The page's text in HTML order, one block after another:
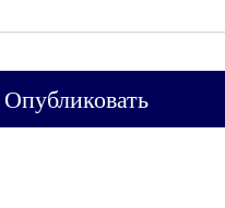
Опубликовать